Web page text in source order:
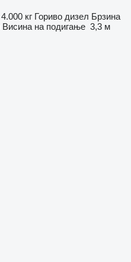
4.000 кг Гориво дизел Брзина
Висина на подигање 3,3 м